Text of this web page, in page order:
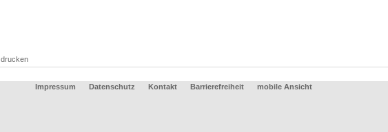
drucken
Impressum Datenschutz Kontakt Barrierefreiheit mobile Ansicht